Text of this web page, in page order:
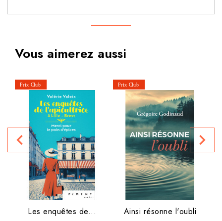
Vous aimerez aussi
Les enquêtes de...
Ainsi résonne l'oubli
navigate_before navigate_next